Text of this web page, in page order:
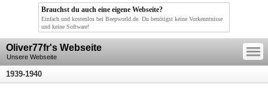
Brauchst du auch eine eigene Webseite?
Einfach und kostenlos bei Beepworld.de. Du benötigst keine Vorkenntnisse
und keine Software!
Oliver77fr's Webseite
Unsere Webseite
—
—
—
1939-1940